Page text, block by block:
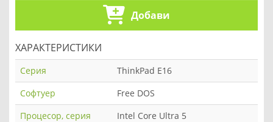
Добави
ХАРАКТЕРИСТИКИ
Серия
ThinkPad E16
Софтуер
Free DOS
Процесор, серия
Intel Core Ultra 5